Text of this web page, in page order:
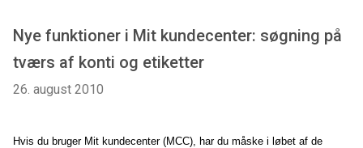
Nye funktioner i Mit kundecenter: søgning på
tværs af konti og etiketter
26. august 2010
Hvis du bruger Mit kundecenter (MCC), har du måske i løbet af de